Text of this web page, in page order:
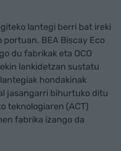
lantegi berri bat ireki
BEA Biscay Eco
du fabrikak eta OCO
lankidetzan sustatu
hondakinak
jasangarri bihurtuko ditu
teknologiaren (ACT)
fabrika izango da